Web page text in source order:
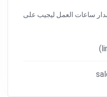
ساعات العمل ليجيب على